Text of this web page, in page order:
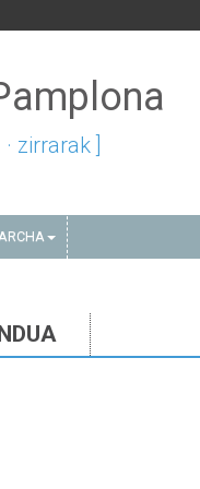
zirrarak ]